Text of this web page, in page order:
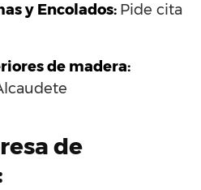
y Encolados: Pide cita
de madera:
de